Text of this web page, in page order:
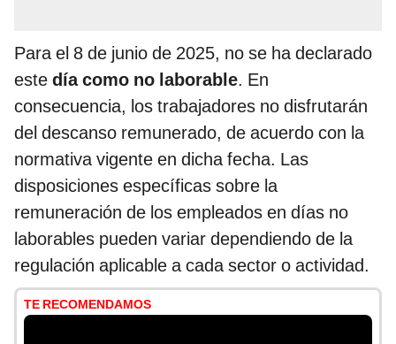
Para el 8 de junio de 2025, no se ha declarado
este día como no laborable. En
consecuencia, los trabajadores no disfrutarán
del descanso remunerado, de acuerdo con la
normativa vigente en dicha fecha. Las
disposiciones específicas sobre la
remuneración de los empleados en días no
laborables pueden variar dependiendo de la
regulación aplicable a cada sector o actividad.
TE RECOMENDAMOS